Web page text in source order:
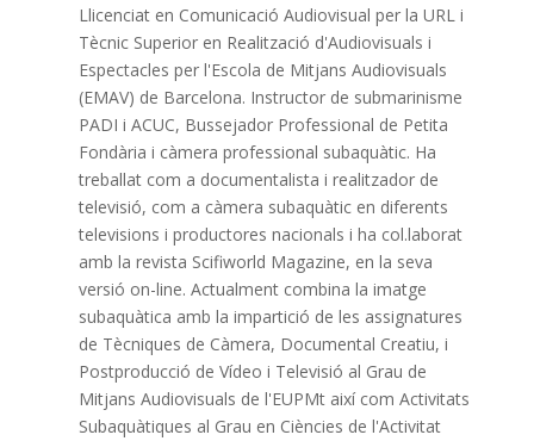
Llicenciat en Comunicació Audiovisual per la URL i
Tècnic Superior en Realització d'Audiovisuals i
Espectacles per l'Escola de Mitjans Audiovisuals
(EMAV) de Barcelona. Instructor de submarinisme
PADI i ACUC, Bussejador Professional de Petita
Fondària i càmera professional subaquàtic. Ha
treballat com a documentalista i realitzador de
televisió, com a càmera subaquàtic en diferents
televisions i productores nacionals i ha col.laborat
amb la revista Scifiworld Magazine, en la seva
versió on-line. Actualment combina la imatge
subaquàtica amb la impartició de les assignatures
de Tècniques de Càmera, Documental Creatiu, i
Postproducció de Vídeo i Televisió al Grau de
Mitjans Audiovisuals de l'EUPMt així com Activitats
Subaquàtiques al Grau en Ciències de l'Activitat